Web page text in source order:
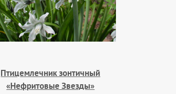
Птицемлечник зонтичный
«Нефритовые Звезды»